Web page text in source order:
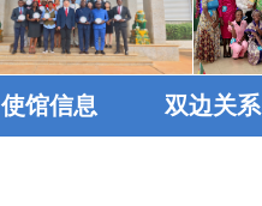
使馆信息 双边关系